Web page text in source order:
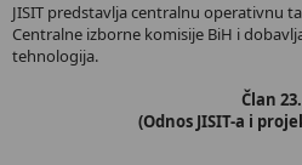
JISIT predstavlja centralnu operativnu
Centralne izborne komisije BiH i
tehnologija.
Član 23.
(Odnos JISIT-a i